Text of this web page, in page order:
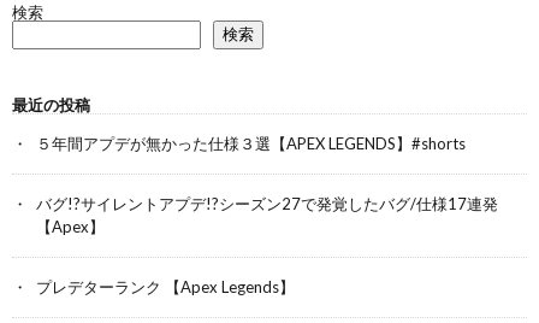
検索
検索
最近の投稿
５年間アプデが無かった仕様３選【APEX LEGENDS】#shorts
バグ!?サイレントアプデ!?シーズン27で発覚したバグ/仕様17連発
【Apex】
プレデターランク 【Apex Legends】